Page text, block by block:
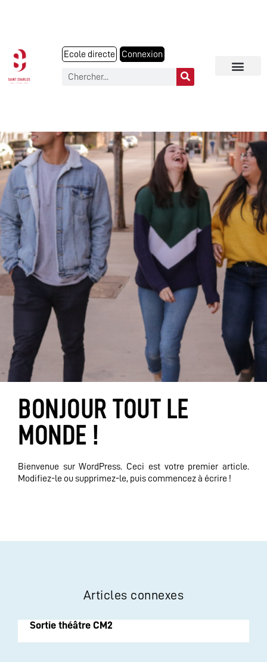
Ecole directe Connexion
BONJOUR TOUT LE
MONDE !
Bienvenue sur WordPress. Ceci est votre premier article.
Modifiez-le ou supprimez-le, puis commencez à écrire !
Articles connexes
Sortie théâtre CM2